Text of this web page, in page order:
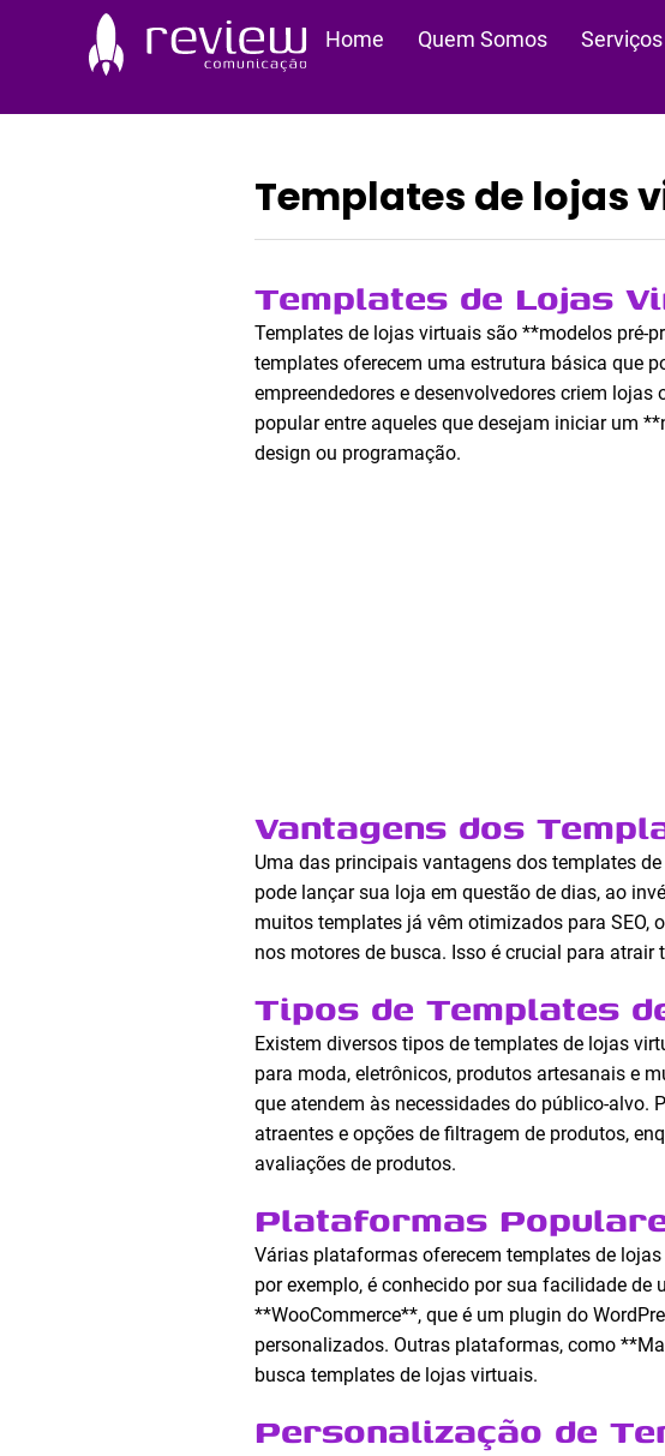
Home Quem Somos Serviços
Templates de lojas
Templates de Lojas
Templates de lojas virtuais são **modelos pré-
templates oferecem uma estrutura básica que
empreendedores e desenvolvedores criem
popular entre aqueles que desejam iniciar um
design ou programação.
Vantagens dos
Uma das principais vantagens dos templates
pode lançar sua loja em questão de dias, ao
muitos templates já vêm otimizados para
nos motores de busca. Isso é crucial para
Tipos de Templates
Existem diversos tipos de templates de lojas
para moda, eletrônicos, produtos artesanais e
que atendem às necessidades do público-alvo.
atraentes e opções de filtragem de produtos,
avaliações de produtos.
Plataformas
Várias plataformas oferecem templates de
por exemplo, é conhecido por sua facilidade de
**WooCommerce**, que é um plugin do
personalizados. Outras plataformas, como
busca templates de lojas virtuais.
Personalização de